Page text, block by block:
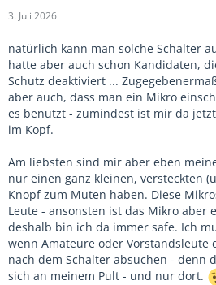
3. Juli 2026
natürlich kann man solche Schalter
hatte aber auch schon Kandidaten,
Schutz deaktiviert ...
aber auch, dass man ein Mikro
es benutzt - zumindest ist mir da
im Kopf.
Am liebsten sind mir aber eben
nur einen ganz kleinen, versteckten
Knopf zum Muten haben. Diese
Leute - ansonsten ist das Mikro aber
deshalb bin ich da immer safe. Ich
wenn Amateure oder Vorstandsleute
nach dem Schalter absuchen - denn
sich an meinem Pult - und nur dort.